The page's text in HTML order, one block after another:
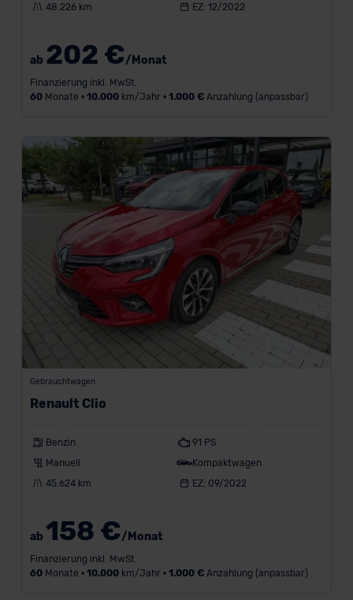
48.226 km
EZ: 12/2022
ab 202 €/Monat
Finanzierung inkl. MwSt.
60Monate • 10.000km/Jahr • 1.000 €Anzahlung (anpassbar)
Gebrauchtwagen
Renault Clio
Benzin
91 PS
Manuell
Kompaktwagen
45.624 km
EZ: 09/2022
ab 158 €/Monat
Finanzierung inkl. MwSt.
60Monate • 10.000km/Jahr • 1.000 €Anzahlung (anpassbar)